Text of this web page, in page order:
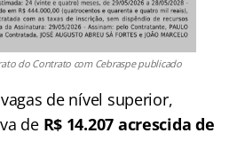
do Contrato com Cebraspe publicado
de nível superior,
de R$ 14.207 acrescida de